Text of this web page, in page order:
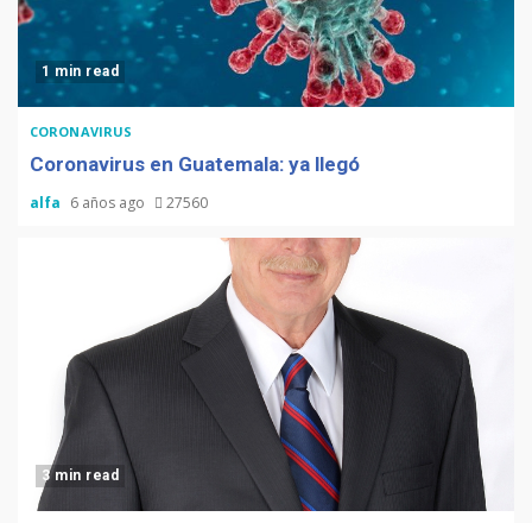
1 min read
CORONAVIRUS
Coronavirus en Guatemala: ya llegó
alfa 6 años ago 27560
3 min read